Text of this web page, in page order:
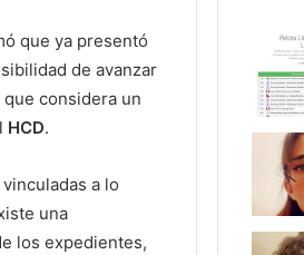
que ya presentó
de avanzar
considera un
HCD.
a lo
una
los expedientes,